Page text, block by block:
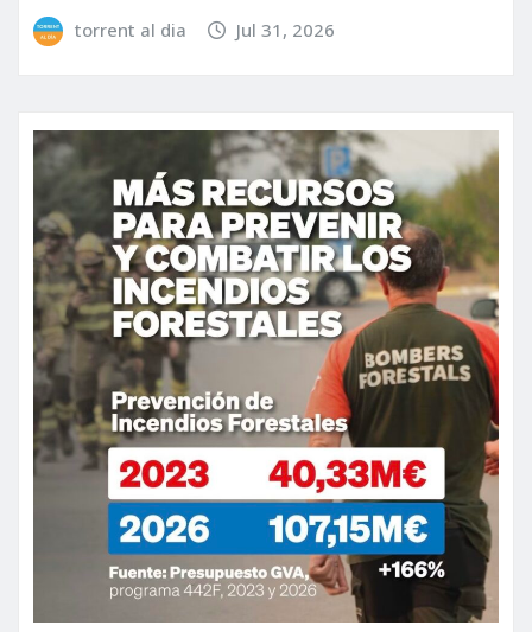
torrent al dia Jul 31, 2026